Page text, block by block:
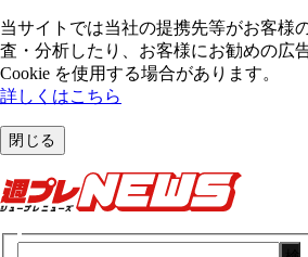
当サイトでは当社の提携先等がお客様
査・分析したり、お客様にお勧めの広
Cookie を使⽤する場合があります。
詳しくはこちら
閉じる